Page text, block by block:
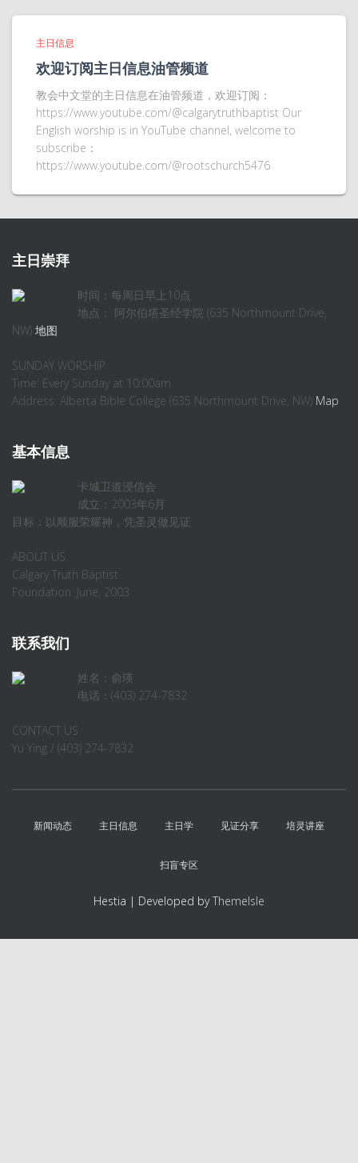
主日信息
欢迎订阅主日信息油管频道
教会中文堂的主日信息在油管频道，欢迎订阅：
https://www.youtube.com/@calgarytruthbaptist Our
English worship is in YouTube channel, welcome to
subscribe：
https://www.youtube.com/@rootschurch5476
主日崇拜
时间：每周日早上10点
地点： 阿尔伯塔圣经学院 (635 Northmount Drive,
NW) 地图
SUNDAY WORSHIP
Time: Every Sunday at 10:00am
Address: Alberta Bible College (635 Northmount Drive, NW) Map
基本信息
卡城卫道浸信会
成立：2003年6月
目标：以顺服荣耀神，凭圣灵做见证
ABOUT US
Calgary Truth Baptist
Foundation: June, 2003
联系我们
姓名：俞瑛
电话：(403) 274-7832
CONTACT US
Yu Ying / (403) 274-7832
新闻动态 主日信息 主日学 见证分享 培灵讲座
扫盲专区
Hestia | Developed byThemeIsle